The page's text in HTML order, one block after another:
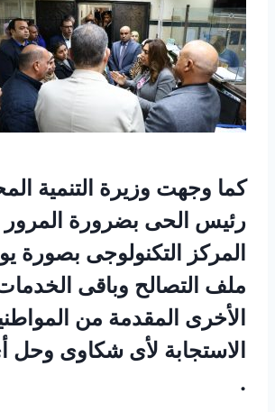
كما وجهت وزيرة التنمية
رئيس الحى بضرورة
المركز التكنولوجى بصورة
ملف التصالح وباقى
الأخرى المقدمة من
الاستجابة لأى شكاوى
.